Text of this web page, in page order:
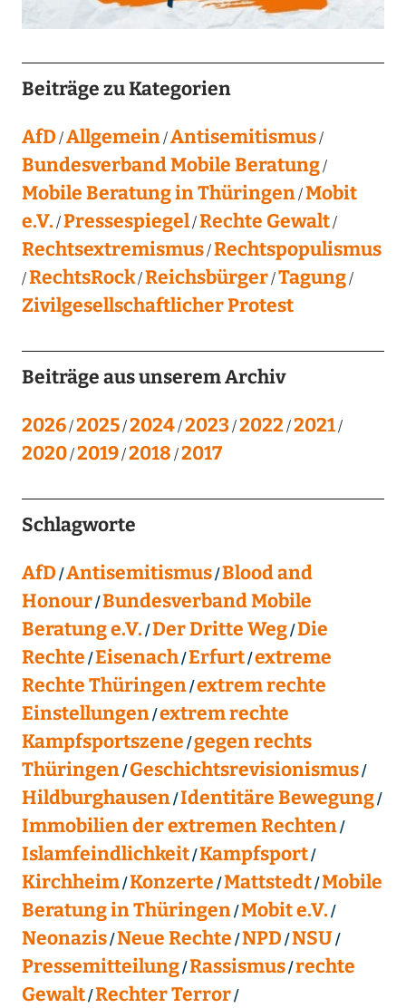
Beiträge zu Kategorien
AfD Allgemein Antisemitismus
Bundesverband Mobile Beratung
Mobile Beratung in Thüringen Mobit
e.V. Pressespiegel Rechte Gewalt
Rechtsextremismus Rechtspopulismus
RechtsRock Reichsbürger Tagung
Zivilgesellschaftlicher Protest
Beiträge aus unserem Archiv
2026 2025 2024 2023 2022 2021
2020 2019 2018 2017
Schlagworte
AfD Antisemitismus Blood and
Honour Bundesverband Mobile
Beratung e.V. Der Dritte Weg Die
Rechte Eisenach Erfurt extreme
Rechte Thüringen extrem rechte
Einstellungen extrem rechte
Kampfsportszene gegen rechts
Thüringen Geschichtsrevisionismus
Hildburghausen Identitäre Bewegung
Immobilien der extremen Rechten
Islamfeindlichkeit Kampfsport
Kirchheim Konzerte Mattstedt Mobile
Beratung in Thüringen Mobit e.V.
Neonazis Neue Rechte NPD NSU
Pressemitteilung Rassismus rechte
Gewalt Rechter Terror